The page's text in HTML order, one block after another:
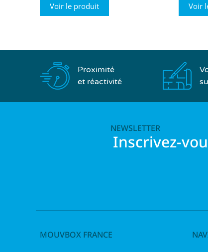
Voir le produit Voir
Proximité
et réactivité
NEWSLETTER
Inscrivez-
MOUVBOX FRANCE